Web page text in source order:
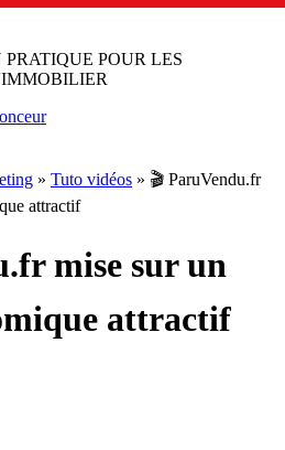
POUR LES
» Tuto vidéos » 🎬 ParuVendu.fr
attractif
mise sur un
attractif